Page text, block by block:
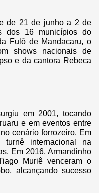
de 21 de junho a 2 de
dos 16 municípios do
Fulô de Mandacaru, o
shows nacionais de
e da cantora Rebeca
em 2001, tocando
e em eventos entre
cenário forrozeiro. Em
turnê internacional na
Em 2016, Armandinho
Muriê venceram o
alcançando sucesso